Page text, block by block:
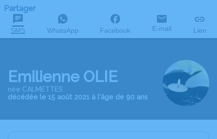
Partager
SMS WhatsApp Facebook E-mail Lien
Emilienne OLIE
née CALMETTES
décédée le 15 août 2021 à l'âge de 90 ans